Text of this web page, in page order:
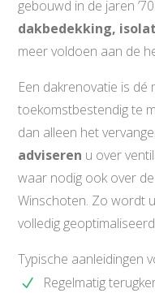
gebouwd in de jaren
dakbedekking,
meer voldoen aan de
Een dakrenovatie is
toekomstbestendig te
dan alleen het
adviseren u over
waar nodig ook over
Winschoten. Zo wordt
volledig
Typische aanleidingen
Regelmatig